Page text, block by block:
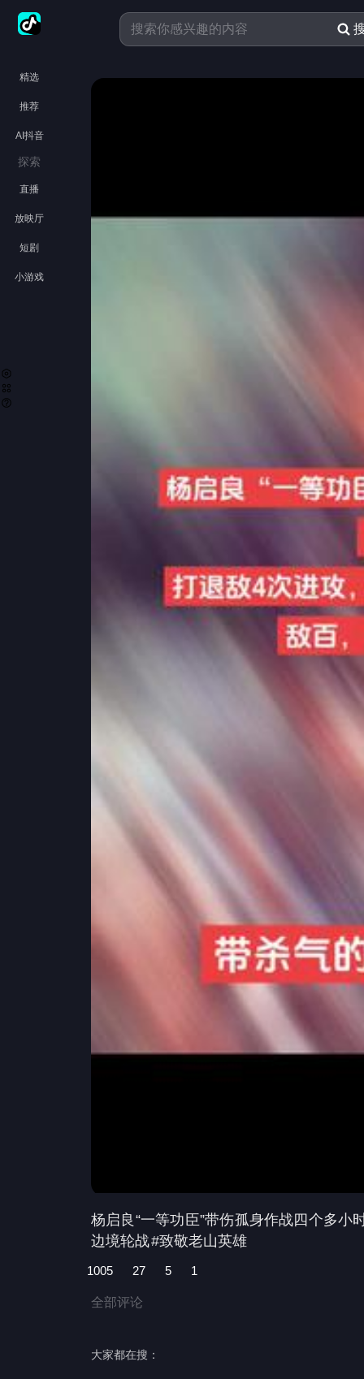
精选
推荐
AI抖音
探索
直播
放映厅
短剧
小游戏
杨启良“一等功臣”带伤孤身作战四个多
边境轮战#致敬老山英雄
1005 27 5 1
全部评论
大家都在搜：